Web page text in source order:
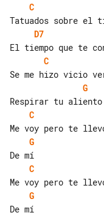
C
D7
C
G
C
G
C
G
De mí